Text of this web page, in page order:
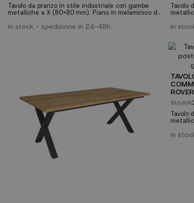
Tavolo da pranzo in stile industriale con gambe
metalliche a X (80x80 mm). Piano in melaminico da
Perfetto per riunioni di famiglia o come tavolo da
lavoro multifunzionale. ✓ Capacità per 10
in stock - spedizione in 24-48h
Tavolo
lavoro
Piano
soft
in
511,50€
Tavolo
lavoro
in